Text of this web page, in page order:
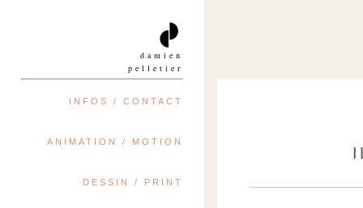
damien
pelletier
INFOS / CONTACT
ANIMATION / MOTION
DESSIN / PRINT